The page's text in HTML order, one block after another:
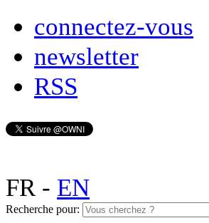
connectez-vous
newsletter
RSS
FR- EN
Recherche pour: